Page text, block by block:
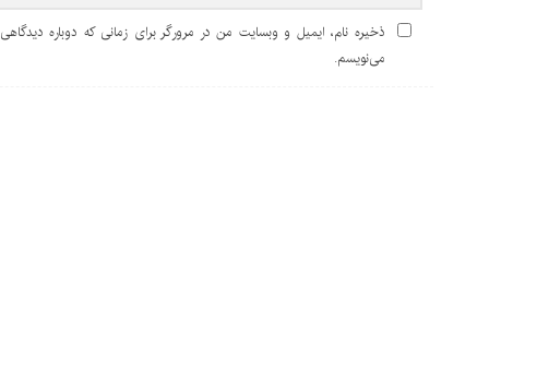
ذخیره نام، ایمیل و وبسایت من در مرورگر برای زمانی که دوباره دیدگاهی
می‌نویسم.